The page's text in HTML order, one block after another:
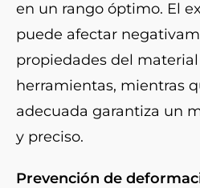
en un rango óptimo. El
puede afectar
propiedades del
herramientas, mientras
adecuada garantiza un
y preciso.
Prevención de